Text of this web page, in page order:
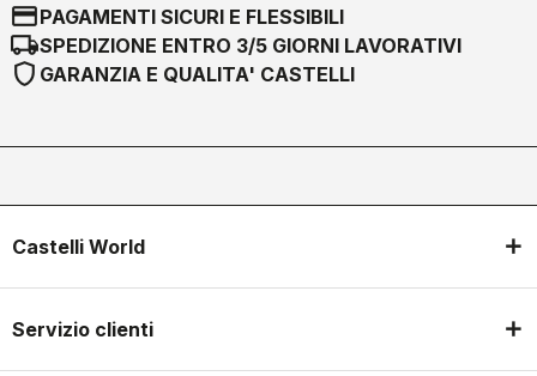
credit_cardPAGAMENTI SICURI E FLESSIBILI
local_shippingSPEDIZIONE ENTRO 3/5 GIORNI LAVORATIVI
shield GARANZIA E QUALITA' CASTELLI
Castelli World
Servizio clienti